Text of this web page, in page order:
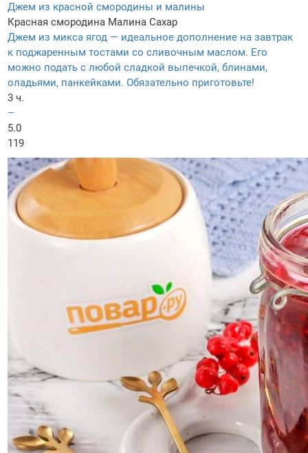
Джем из красной смородины и малины
Красная смородина Малина Сахар
Джем из микса ягод — идеальное дополнение на завтрак
к поджаренным тостами со сливочным маслом. Его
можно подать с любой сладкой выпечкой, блинами,
оладьями, панкейками. Обязательно приготовьте!
3 ч.
–
5.0
119